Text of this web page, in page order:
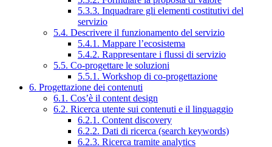
5.3.3. Inquadrare gli elementi costitutivi del
servizio
5.4. Descrivere il funzionamento del servizio
5.4.1. Mappare l’ecosistema
5.4.2. Rappresentare i flussi di servizio
5.5. Co-progettare le soluzioni
5.5.1. Workshop di co-progettazione
6. Progettazione dei contenuti
6.1. Cos’è il content design
6.2. Ricerca utente sui contenuti e il linguaggio
6.2.1. Content discovery
6.2.2. Dati di ricerca (search keywords)
6.2.3. Ricerca tramite analytics